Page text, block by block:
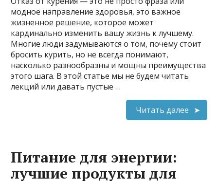
модное направление здоровья, это важное
жизненное решение, которое может
кардинально изменить вашу жизнь к лучшему.
Многие люди задумываются о том, почему стоит
бросить курить, но не всегда понимают,
насколько разнообразны и мощны преимущества
этого шага. В этой статье мы не будем читать
лекций или давать пустые …
Читать далее
Питание для энергии:
лучшие продукты для